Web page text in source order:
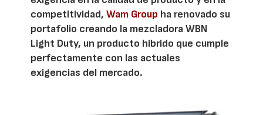
competitividad,Wam Group ha renovado su
portafolio creando la mezcladora WBN
Light Duty, un producto hibrido que cumple
perfectamente con las actuales
exigencias del mercado.